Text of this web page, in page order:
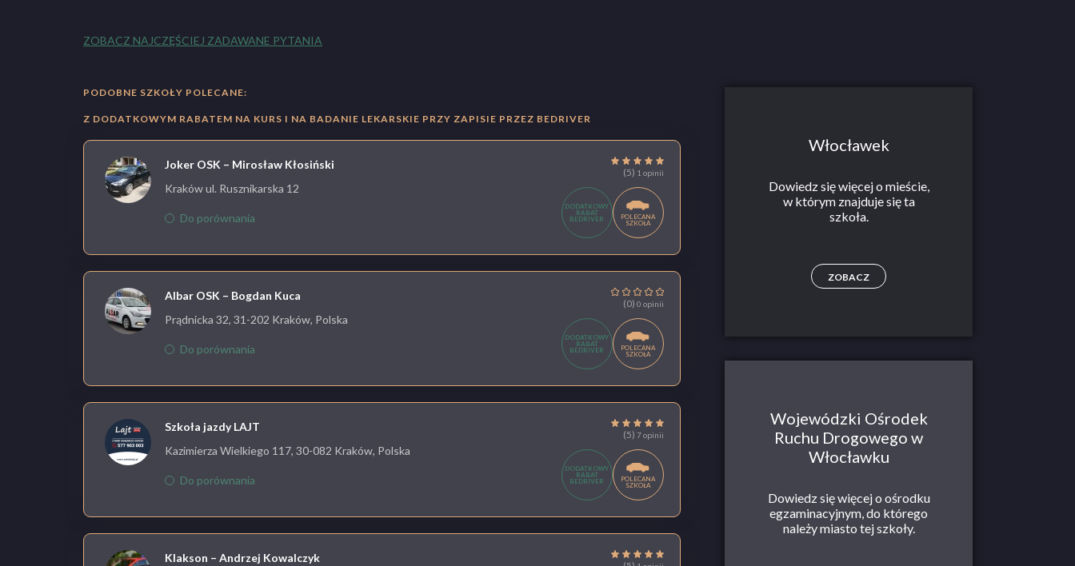
ZOBACZ NAJCZĘŚCIEJ ZADAWANE PYTANIA
PODOBNE SZKOŁY POLECANE:
Z DODATKOWYM RABATEM NA KURS I NA BADANIE LEKARSKIE PRZY ZAPISIE PRZEZ BEDRIVER
Joker OSK – Mirosław Kłosiński
(5) 1 opinii
Kraków ul. Rusznikarska 12
Do porównania
DODATKOWY
RABAT
BEDRIVER
POLECANA
SZKOŁA
Albar OSK – Bogdan Kuca
(0) 0 opinii
Prądnicka 32, 31-202 Kraków, Polska
Do porównania
DODATKOWY
RABAT
BEDRIVER
POLECANA
SZKOŁA
Szkoła jazdy LAJT
(5) 7 opinii
Kazimierza Wielkiego 117, 30-082 Kraków, Polska
Do porównania
DODATKOWY
RABAT
BEDRIVER
POLECANA
SZKOŁA
Klakson – Andrzej Kowalczyk
Włocławek
Dowiedz się więcej o mieście,
w którym znajduje się ta
szkoła.
ZOBACZ
Wojewódzki Ośrodek
Ruchu Drogowego w
Włocławku
Dowiedz się więcej o ośrodku
egzaminacyjnym, do którego
należy miasto tej szkoły.